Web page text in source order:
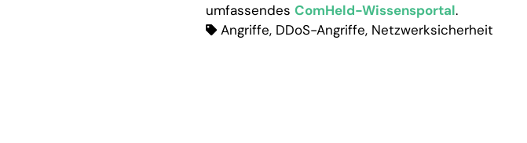
umfassendesComHeld-Wissensportal.
Angriffe, DDoS-Angriffe, Netzwerksicherheit